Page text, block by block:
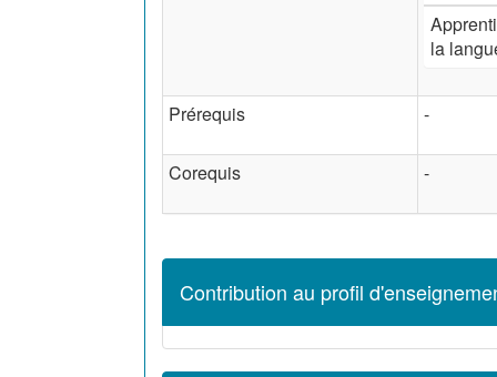
la
Prérequis -
Corequis -
Contribution au profil